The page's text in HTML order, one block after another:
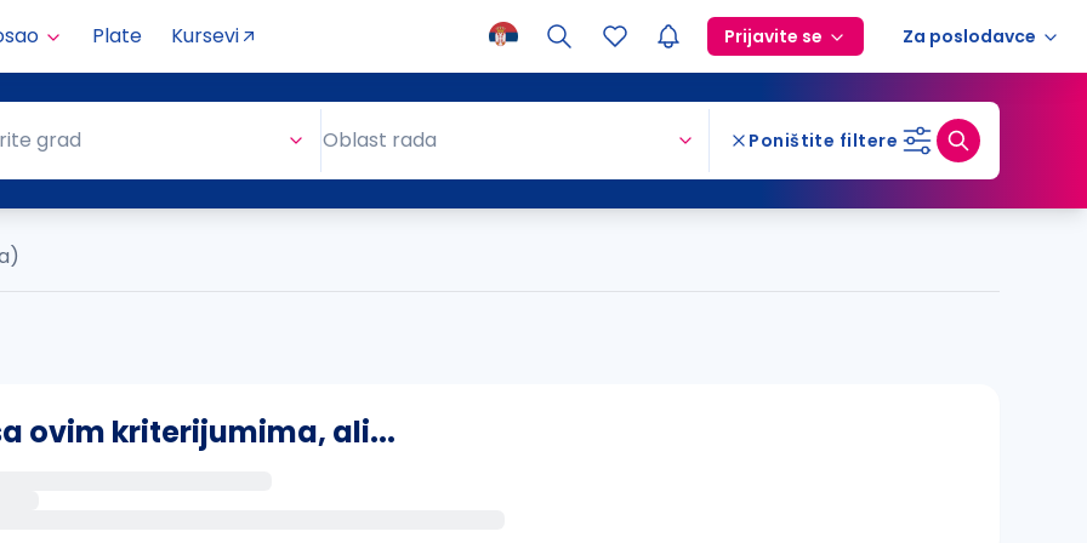
Plate Kursevi Prijavite se Za poslodavce
grad Oblast rada Poništite filtere
ovim kriterijumima, ali...